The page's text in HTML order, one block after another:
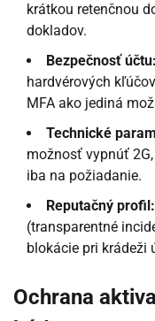
krátkou retenčnou
dokladov.
Bezpečnosť účtu:
hardvérových
MFA ako jediná
Technické
možnosť vypnúť
iba na požiadanie.
Reputačný profil:
(transparentné
blokácie pri krádeži
Ochrana